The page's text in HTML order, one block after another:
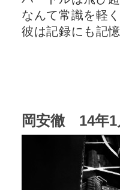
なんて常識を軽
彼は記録にも記
岡安徹 14年1